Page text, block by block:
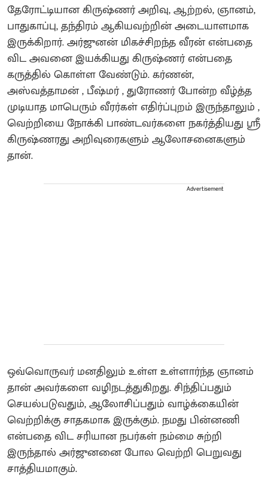
தேரோட்டியான கிருஷ்ணர் அறிவு, ஆற்றல், ஞானம்,
பாதுகாப்பு, தந்திரம் ஆகியவற்றின் அடையாளமாக
இருக்கிறார். அர்ஜுனன் மிகச்சிறந்த வீரன் என்பதை
விட அவனை இயக்கியது கிருஷ்ணர் என்பதை
கருத்தில் கொள்ள வேண்டும். கர்ணன்,
அஸ்வத்தாமன் , பீஷ்மர் , துரோணர் போன்ற வீழ்த்த
முடியாத மாபெரும் வீரர்கள் எதிர்ப்புறம் இருந்தாலும் ,
வெற்றியை நோக்கி பாண்டவர்களை நகர்த்தியது ஸ்ரீ
கிருஷ்ணரது அறிவுரைகளும் ஆலோசனைகளும்
தான்.
Advertisement
ஒவ்வொருவர் மனதிலும் உள்ள உள்ளார்ந்த ஞானம்
தான் அவர்களை வழிநடத்துகிறது. சிந்திப்பதும்
செயல்படுவதும், ஆலோசிப்பதும் வாழ்க்கையின்
வெற்றிக்கு சாதகமாக இருக்கும். நமது பின்னணி
என்பதை விட சரியான நபர்கள் நம்மை சுற்றி
இருந்தால் அர்ஜுனனை போல வெற்றி பெறுவது
சாத்தியமாகும்.